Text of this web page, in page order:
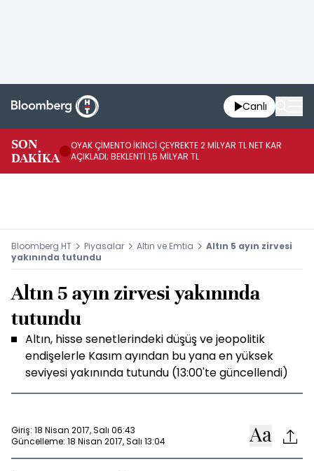
Canlı
SON
DAKİKA
OYAK ÇİMENTO İKİNCİ ÇEYREKTE 2 MİLYAR TL NET KAR
AÇIKLADI; BEKLENTİ 1,5 MİLYAR TL
Bloomberg HT Piyasalar Altın ve Emtia
Altın 5 ayın zirvesi
yakınında tutundu
Altın 5 ayın zirvesi yakınında
tutundu
Altın, hisse senetlerindeki düşüş ve jeopolitik
endişelerle Kasım ayından bu yana en yüksek
seviyesi yakınında tutundu (13:00'te güncellendi)
Giriş: 18 Nisan 2017, Salı 06:43
Güncelleme: 18 Nisan 2017, Salı 13:04